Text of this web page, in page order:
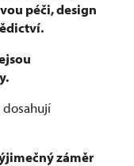
péči, design
dosahují
záměr